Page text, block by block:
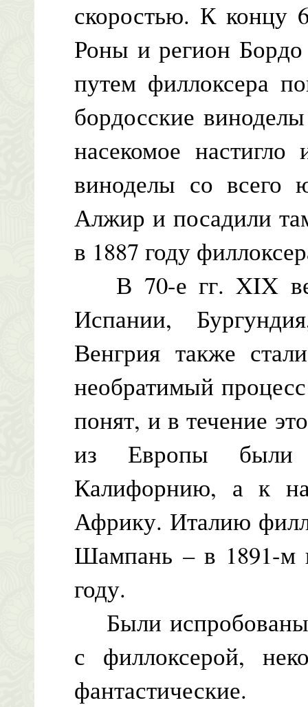
скоростью. К концу
Роны и регион
путем филлоксера
бордосские
насекомое
виноделы со всего
Алжир и посадили
в 1887 году
В 70-е гг. XIX
Испании,
Венгрия также
необратимый
понят, и в течение
из Европы были
Калифорнию, а к
Африку. Италию
Шампань – в 1891-м
году.
Были испробованы
с филлоксерой,
фантастические.